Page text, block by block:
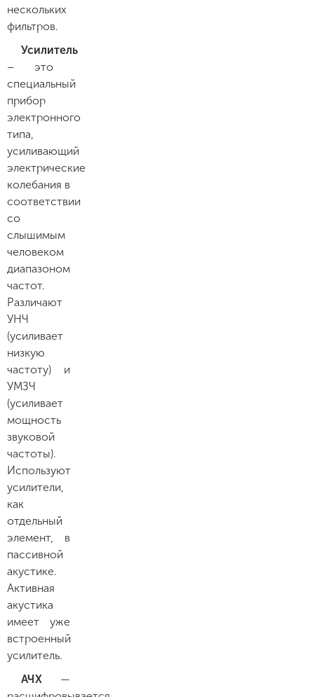
нескольких
фильтров.
Усилитель
– это
специальный
прибор
электронного
типа,
усиливающий
электрические
колебания в
соответствии
со
слышимым
человеком
диапазоном
частот.
Различают
УНЧ
(усиливает
низкую
частоту) и
УМЗЧ
(усиливает
мощность
звуковой
частоты).
Используют
усилители,
как
отдельный
элемент, в
пассивной
акустике.
Активная
акустика
имеет уже
встроенный
усилитель.
АЧХ —